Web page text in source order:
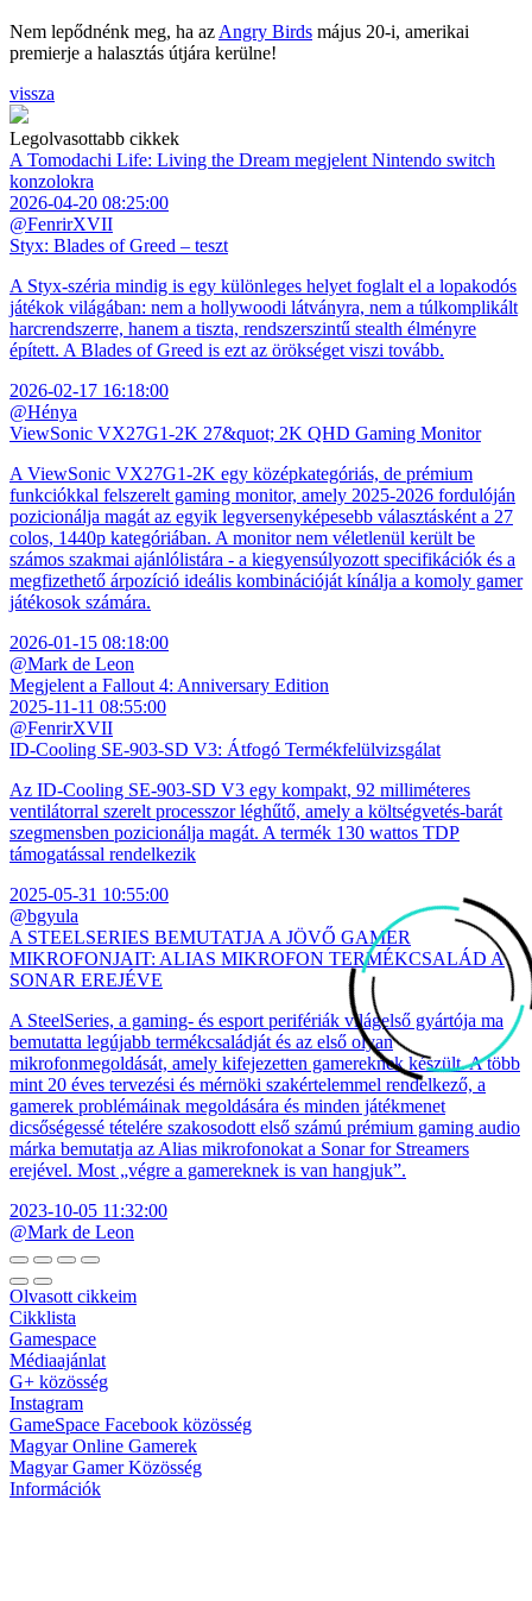
Nem lepődnénk meg, ha az Angry Birds május 20-i, amerikai
premierje a halasztás útjára kerülne!
vissza
Legolvasottabb cikkek
A Tomodachi Life: Living the Dream megjelent Nintendo switch
konzolokra
2026-04-20 08:25:00
@FenrirXVII
Styx: Blades of Greed – teszt
A Styx-széria mindig is egy különleges helyet foglalt el a lopakodós
játékok világában: nem a hollywoodi látványra, nem a túlkomplikált
harcrendszerre, hanem a tiszta, rendszerszintű stealth élményre
épített. A Blades of Greed is ezt az örökséget viszi tovább.
2026-02-17 16:18:00
@Hénya
ViewSonic VX27G1-2K 27&quot; 2K QHD Gaming Monitor
A ViewSonic VX27G1-2K egy középkategóriás, de prémium
funkciókkal felszerelt gaming monitor, amely 2025-2026 fordulóján
pozicionálja magát az egyik legversenyképesebb választásként a 27
colos, 1440p kategóriában. A monitor nem véletlenül került be
számos szakmai ajánlólistára - a kiegyensúlyozott specifikációk és a
megfizethető árpozíció ideális kombinációját kínálja a komoly gamer
játékosok számára.
2026-01-15 08:18:00
@Mark de Leon
Megjelent a Fallout 4: Anniversary Edition
2025-11-11 08:55:00
@FenrirXVII
ID-Cooling SE-903-SD V3: Átfogó Termékfelülvizsgálat
Az ID-Cooling SE-903-SD V3 egy kompakt, 92 milliméteres
ventilátorral szerelt processzor léghűtő, amely a költségvetés-barát
szegmensben pozicionálja magát. A termék 130 wattos TDP
támogatással rendelkezik
2025-05-31 10:55:00
@bgyula
A STEELSERIES BEMUTATJA A JÖVŐ GAMER
MIKROFONJAIT: ALIAS MIKROFON TERMÉKCSALÁD A
SONAR EREJÉVE
A SteelSeries, a gaming- és esport perifériák világelső gyártója ma
bemutatta legújabb termékcsaládját és az első olyan
mikrofonmegoldását, amely kifejezetten gamereknek készült. A több
mint 20 éves tervezési és mérnöki szakértelemmel rendelkező, a
gamerek problémáinak megoldására és minden játékmenet
dicsőségessé tételére szakosodott első számú prémium gaming audio
márka bemutatja az Alias mikrofonokat a Sonar for Streamers
erejével. Most „végre a gamereknek is van hangjuk”.
2023-10-05 11:32:00
@Mark de Leon
Olvasott cikkeim
Cikklista
Gamespace
Médiaajánlat
G+ közösség
Instagram
GameSpace Facebook közösség
Magyar Online Gamerek
Magyar Gamer Közösség
Információk